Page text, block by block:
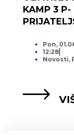
KAMP 3 P-
Pon,
12:28
Novosti,